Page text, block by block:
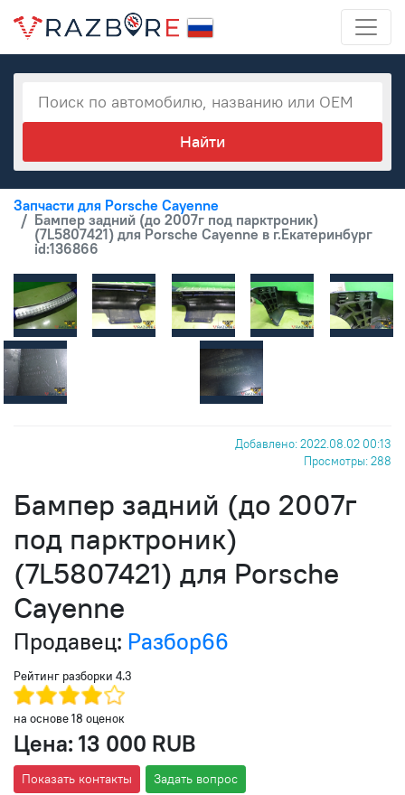
Запчасти для Porsche Cayenne
Бампер задний (до 2007г под парктроник)
(7L5807421) для Porsche Cayenne в г.Екатеринбург
id:136866
Добавлено: 2022.08.02 00:13
Просмотры: 288
Бампер задний (до 2007г
под парктроник)
(7L5807421) для Porsche
Cayenne
Продавец: Разбор66
Рейтинг разборки 4.3
на основе18 оценок
Цена: 13 000 RUB
Показать контакты Задать вопрос